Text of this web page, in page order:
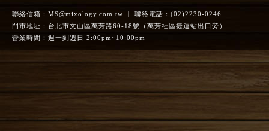
聯絡信箱： MS@mixology.com.tw | 聯絡電話：(02)2230-0246
門市地址：台北市文山區萬芳路60-18號（萬芳社區捷運站出口旁）
營業時間：週一到週日 2:00pm~10:00pm